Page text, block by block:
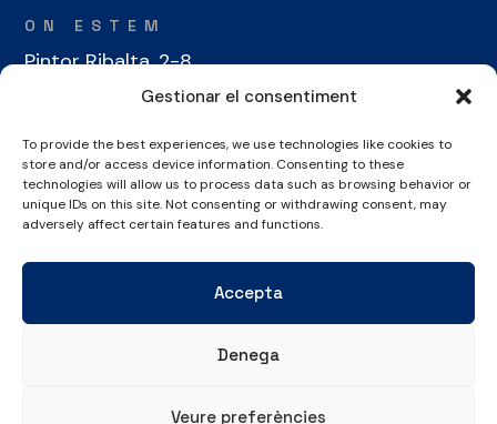
Gestionar el consentiment
To provide the best experiences, we use technologies like cookies to
store and/or access device information. Consenting to these
technologies will allow us to process data such as browsing behavior or
unique IDs on this site. Not consenting or withdrawing consent, may
adversely affect certain features and functions.
Accepta
Denega
Veure preferències
ON ESTEM
Pintor Ribalta, 2-8
08028 Barcelona
CONTACTE
+34 934 486 350
cel@laieta.cat